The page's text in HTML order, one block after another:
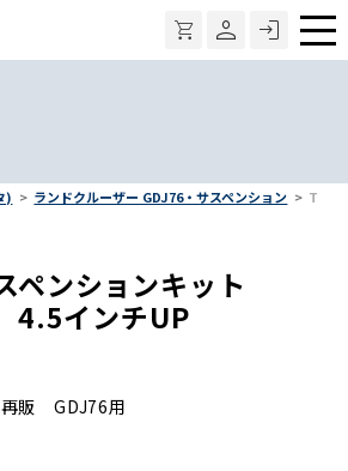
) ランドクルーザー GDJ76・サスペンション
ペンションキット
4.5インチUP
再販 GDJ76用
メ